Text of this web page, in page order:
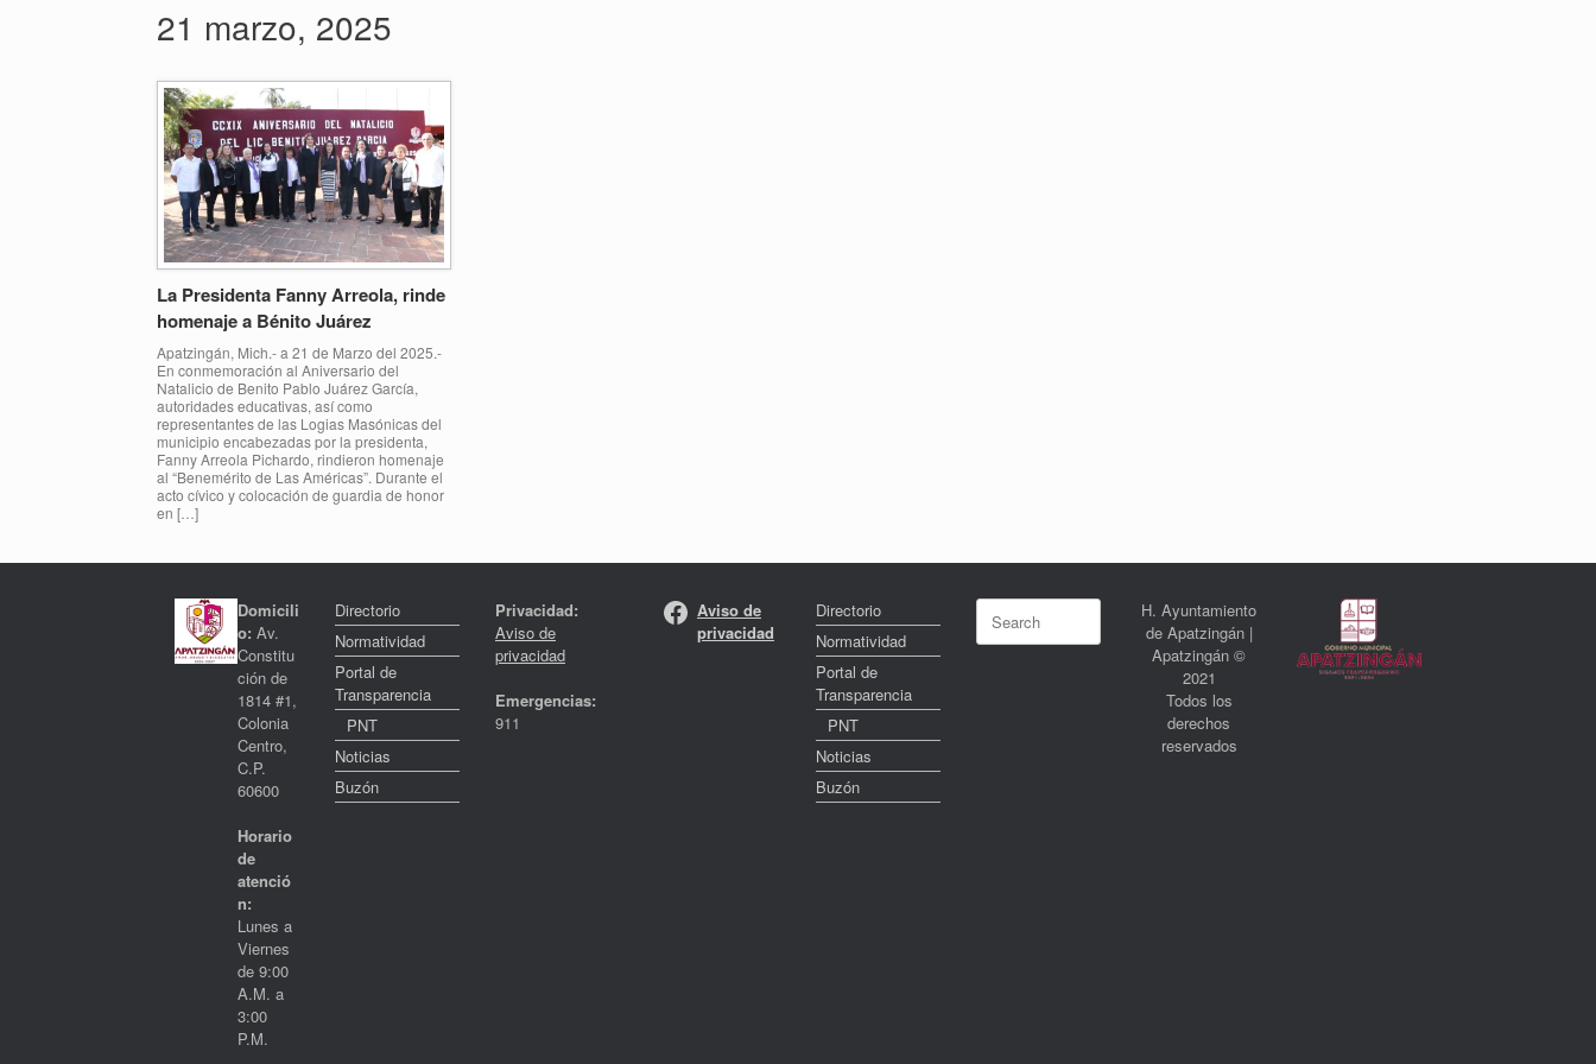
21 marzo, 2025
La Presidenta Fanny Arreola, rinde
homenaje a Bénito Juárez
Apatzingán, Mich.- a 21 de Marzo del 2025.-
En conmemoración al Aniversario del
Natalicio de Benito Pablo Juárez García,
autoridades educativas, así como
representantes de las Logias Masónicas del
municipio encabezadas por la presidenta,
Fanny Arreola Pichardo, rindieron homenaje
al “Benemérito de Las Américas”. Durante el
acto cívico y colocación de guardia de honor
en […]
Domicili
o: Av.
Constitu
ción de
1814 #1,
Colonia
Centro,
C.P.
60600
Horario
de
atenció
n:
Lunes a
Viernes
de 9:00
A.M. a
3:00
P.M.
Directorio
Normatividad
Portal de
Transparencia
PNT
Noticias
Buzón
Privacidad:
Aviso de
privacidad
Emergencias:
911
Facebook
Aviso de
privacidad
Directorio
Normatividad
Portal de
Transparencia
PNT
Noticias
Buzón
Search
for:
H. Ayuntamiento
de Apatzingán |
Apatzingán ©
2021
Todos los
derechos
reservados